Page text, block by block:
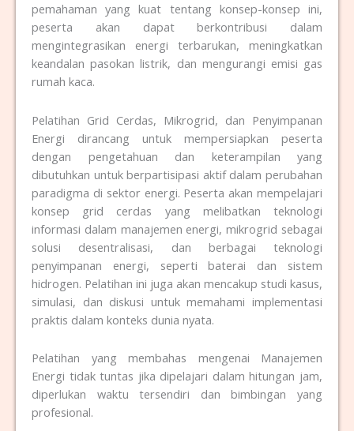
pemahaman yang kuat tentang konsep-konsep ini,
peserta akan dapat berkontribusi dalam
mengintegrasikan energi terbarukan, meningkatkan
keandalan pasokan listrik, dan mengurangi emisi gas
rumah kaca.
Pelatihan Grid Cerdas, Mikrogrid, dan Penyimpanan
Energi dirancang untuk mempersiapkan peserta
dengan pengetahuan dan keterampilan yang
dibutuhkan untuk berpartisipasi aktif dalam perubahan
paradigma di sektor energi. Peserta akan mempelajari
konsep grid cerdas yang melibatkan teknologi
informasi dalam manajemen energi, mikrogrid sebagai
solusi desentralisasi, dan berbagai teknologi
penyimpanan energi, seperti baterai dan sistem
hidrogen. Pelatihan ini juga akan mencakup studi kasus,
simulasi, dan diskusi untuk memahami implementasi
praktis dalam konteks dunia nyata.
Pelatihan yang membahas mengenai Manajemen
Energi tidak tuntas jika dipelajari dalam hitungan jam,
diperlukan waktu tersendiri dan bimbingan yang
profesional.